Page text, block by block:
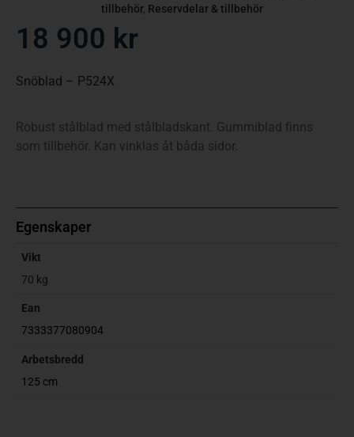
tillbehör, Reservdelar & tillbehör
18 900 kr
Snöblad – P524X
Robust stålblad med stålbladskant. Gummiblad finns
som tillbehör. Kan vinklas åt båda sidor.
Egenskaper
Vikt
70 kg
Ean
7333377080904
Arbetsbredd
125 cm